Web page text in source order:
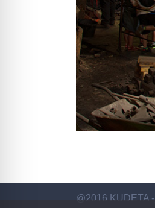
@2016 KUDETA -